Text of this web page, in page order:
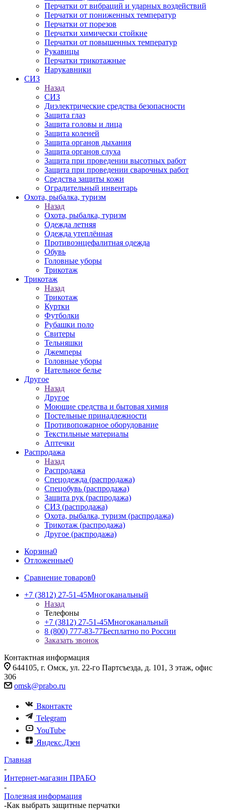
Перчатки от вибраций и ударных воздействий
Перчатки от пониженных температур
Перчатки от порезов
Перчатки химически стойкие
Перчатки от повышенных температур
Рукавицы
Перчатки трикотажные
Нарукавники
СИЗ
Назад
СИЗ
Диэлектрические средства безопасности
Защита глаз
Защита головы и лица
Защита коленей
Защита органов дыхания
Защита органов слуха
Защита при проведении высотных работ
Защита при проведении сварочных работ
Средства защиты кожи
Оградительный инвентарь
Охота, рыбалка, туризм
Назад
Охота, рыбалка, туризм
Одежда летняя
Одежда утеплённая
Противоэнцефалитная одежда
Обувь
Головные уборы
Трикотаж
Трикотаж
Назад
Трикотаж
Куртки
Футболки
Рубашки поло
Свитеры
Тельняшки
Джемперы
Головные уборы
Нательное белье
Другое
Назад
Другое
Моющие средства и бытовая химия
Постельные принадлежности
Противопожарное оборудование
Текстильные материалы
Аптечки
Распродажа
Назад
Распродажа
Спецодежда (распродажа)
Спецобувь (распродажа)
Защита рук (распродажа)
СИЗ (распродажа)
Охота, рыбалка, туризм (распродажа)
Трикотаж (распродажа)
Другое (распродажа)
Корзина0
Отложенные0
Сравнение товаров0
+7 (3812) 27-51-45Многоканальный
Назад
Телефоны
+7 (3812) 27-51-45Многоканальный
8 (800) 777-83-77Бесплатно по России
Заказать звонок
Контактная информация
644105, г. Омск, ул. 22-го Партсъезда, д. 101, 3 этаж, офис
306
omsk@prabo.ru
Вконтакте
Telegram
YouTube
Яндекс.Дзен
Главная
-
Интернет-магазин ПРАБО
-
Полезная информация
-Как выбрать защитные перчатки